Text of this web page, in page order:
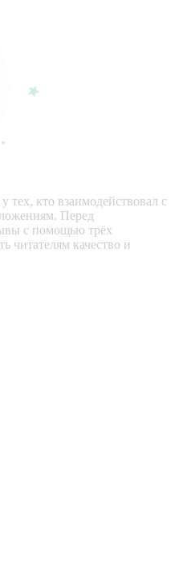
тех, кто взаимодействовал с
Перед
с помощью трёх
читателям качество и